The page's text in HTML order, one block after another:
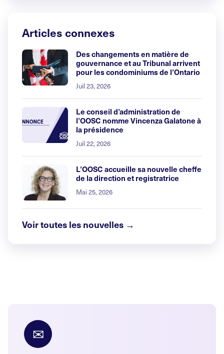
Articles connexes
Des changements en matière de
gouvernance et au Tribunal arrivent
pour les condominiums de l’Ontario
Juil 23, 2026
Le conseil d’administration de
l’OOSC nomme Vincenza Galatone à
la présidence
Juil 22, 2026
L’OOSC accueille sa nouvelle cheffe
de la direction et registratrice
Mai 25, 2026
Voir toutes les nouvelles →
✉